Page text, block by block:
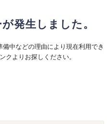
発生しました。
中などの理由により現在利用でき
クよりお探しください。